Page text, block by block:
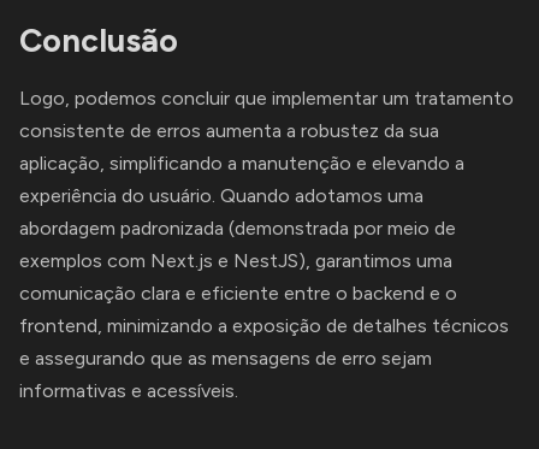
Conclusão
Logo, podemos concluir que implementar um tratamento
consistente de erros aumenta a robustez da sua
aplicação, simplificando a manutenção e elevando a
experiência do usuário. Quando adotamos uma
abordagem padronizada (demonstrada por meio de
exemplos com Next.js e NestJS), garantimos uma
comunicação clara e eficiente entre o backend e o
frontend, minimizando a exposição de detalhes técnicos
e assegurando que as mensagens de erro sejam
informativas e acessíveis.